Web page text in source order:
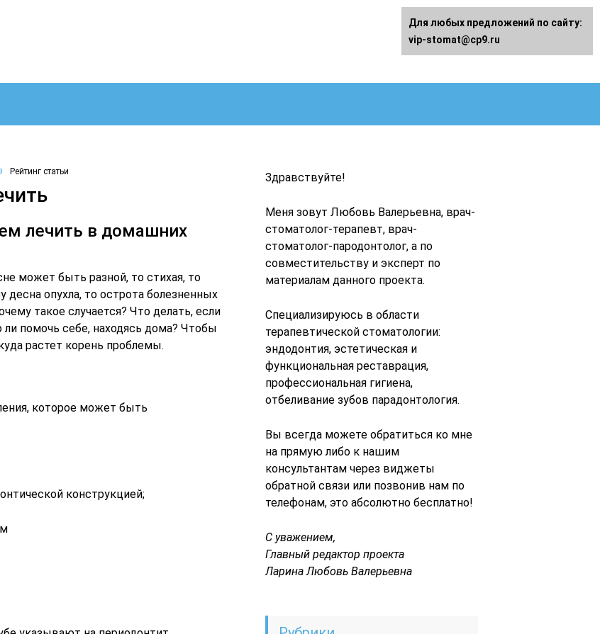
Рейтинг статьи
лечить в домашних
может быть разной, то стихая, то
десна опухла, то острота болезненных
такое случается? Что делать, если
помочь себе, находясь дома? Чтобы
растет корень проблемы.
которое может быть
конструкцией;
Здравствуйте!
Меня зовут Любовь Валерьевна, врач-
стоматолог-терапевт, врач-
стоматолог-пародонтолог, а по
совместительству и эксперт по
материалам данного проекта.
Специализируюсь в области
терапевтической стоматологии:
эндодонтия, эстетическая и
функциональная реставрация,
профессиональная гигиена,
отбеливание зубов парадонтология.
Вы всегда можете обратиться ко мне
на прямую либо к нашим
консультантам через виджеты
обратной связи или позвонив нам по
телефонам, это абсолютно бесплатно!
С уважением,
Главный редактор проекта
Ларина Любовь Валерьевна
Для любых предложений по сайту:
vip-stomat@cp9.ru